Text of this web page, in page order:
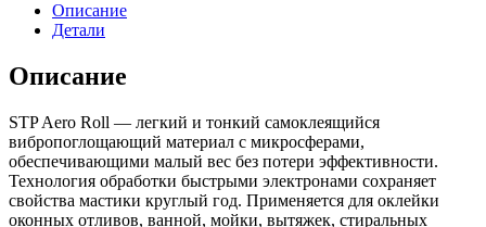
Описание
Детали
Описание
STP Aero Roll — легкий и тонкий самоклеящийся
вибропоглощающий материал с микросферами,
обеспечивающими малый вес без потери эффективности.
Технология обработки быстрыми электронами сохраняет
свойства мастики круглый год. Применяется для оклейки
оконных отливов, ванной, мойки, вытяжек, стиральных